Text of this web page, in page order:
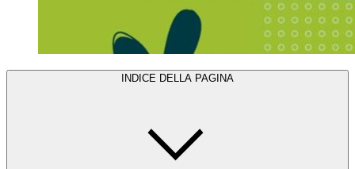
INDICE DELLA PAGINA